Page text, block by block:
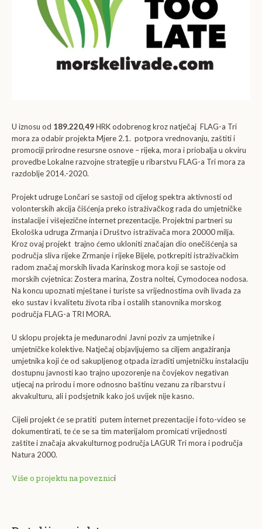
U iznosu od 189.220,49HRK odobrenog kroz natječaj FLAG-a Tri
mora za odabir projekta Mjere 2.1. potpora vrednovanju, zaštiti i
promociji prirodne resursne osnove – rijeka, mora i priobalja u okviru
provedbe Lokalne razvojne strategije u ribarstvu FLAG-a Tri mora za
razdoblje 2014.-2020.
Projekt udruge Lončari se sastoji od cijelog spektra aktivnosti od
volonterskih akcija čišćenja preko istraživačkog rada do umjetničke
instalacije i višejezične internet prezentacije. Projektni partneri su
Ekološka udruga Zrmanja i Društvo istraživača mora 20000 milja.
Kroz ovaj projekt trajno ćemo ukloniti značajan dio onečišćenja sa
područja sliva rijeke Zrmanje i rijeke Bijele, potkrepiti istraživačkim
radom značaj morskih livada Karinskog mora koji se sastoje od
morskih cvjetnica: Zostera marina, Zostra noltei, Cymodocea nodosa.
Na koncu upoznati mještane i turiste sa vrijednostima ovih livada za
eko sustav i kvalitetu života riba i ostalih stanovnika morskog
područja FLAG-a TRI MORA.
U sklopu projekta je međunarodni Javni poziv za umjetnike i
umjetničke kolektive. Natječaj objavljujemo sa ciljem angažiranja
umjetnika koji će od sakupljenog otpada izraditi umjetničku instalaciju
dostupnu javnosti kao trajno upozorenje na čovjekov negativan
utjecaj na prirodu i more odnosno baštinu vezanu za ribarstvu i
akvakulturu, ali i podsjetnik kako još uvijek nije kasno.
Cijeli projekt će se pratiti putem internet prezentacije i foto-video se
dokumentirati, te će se sa tim materijalom promicati vrijednosti
zaštite i značaja akvakulturnog područja LAGUR Tri mora i područja
Natura 2000.
Više o projektu na poveznici